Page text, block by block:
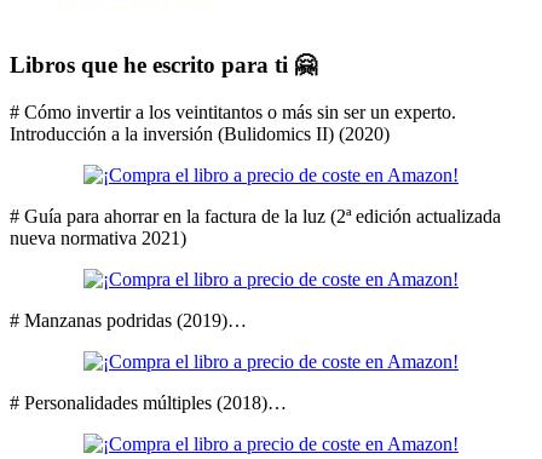
Libros que he escrito para ti 🤗
# Cómo invertir a los veintitantos o más sin ser un experto.
Introducción a la inversión (Bulidomics II) (2020)
# Guía para ahorrar en la factura de la luz (2ª edición actualizada
nueva normativa 2021)
# Manzanas podridas (2019)…
# Personalidades múltiples (2018)…